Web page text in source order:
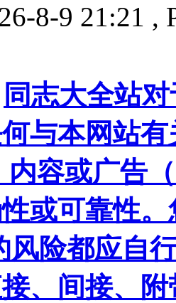
8-9 21:21 ,
同志大全站
与本网站
内容或广告
或可靠性
风险都应自
、间接、